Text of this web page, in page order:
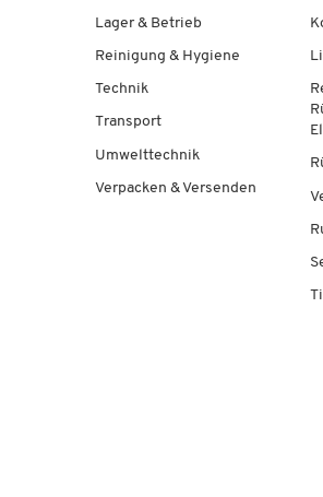
Lager & Betrieb
Reinigung & Hygiene
Technik
Transport
Umwelttechnik
Verpacken & Versenden